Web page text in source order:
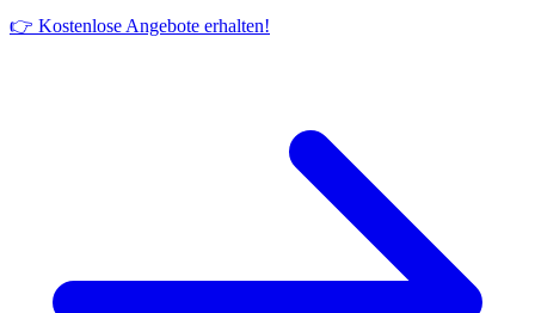
👉 Kostenlose Angebote erhalten!